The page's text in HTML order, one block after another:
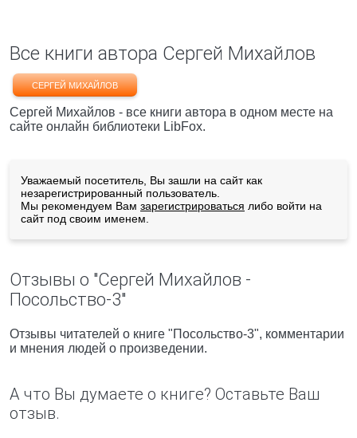
Все книги автора Сергей Михайлов
СЕРГЕЙ МИХАЙЛОВ
Сергей Михайлов - все книги автора в одном месте на
сайте онлайн библиотеки LibFox.
Уважаемый посетитель, Вы зашли на сайт как
незарегистрированный пользователь.
Мы рекомендуем Вам зарегистрироваться либо войти на
сайт под своим именем.
Отзывы о "Сергей Михайлов -
Посольство-3"
Отзывы читателей о книге "Посольство-3", комментарии
и мнения людей о произведении.
А что Вы думаете о книге? Оставьте Ваш
отзыв.